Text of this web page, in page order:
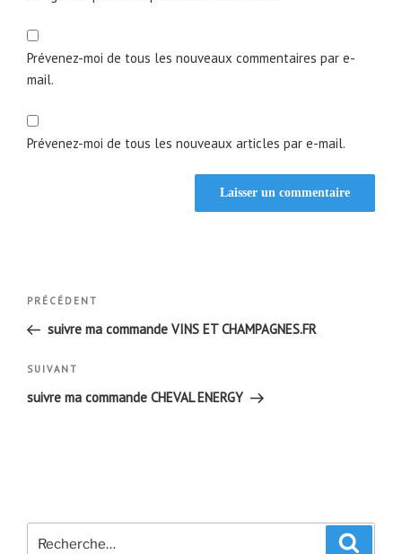
Prévenez-moi de tous les nouveaux commentaires par e-
mail.
Prévenez-moi de tous les nouveaux articles par e-mail.
Navigation
l’article
Article
précédent
PRÉCÉDENT
suivre ma commande VINS ET CHAMPAGNES.FR
Article
suivant
SUIVANT
suivre ma commande CHEVAL ENERGY